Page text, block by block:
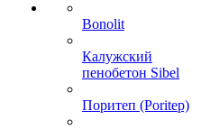
Bonolit
Калужский
пенобетон Sibel
Поритеп (Poritep)